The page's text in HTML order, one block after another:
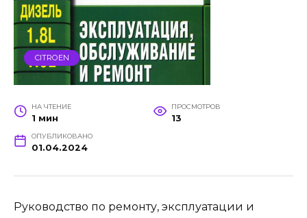
CITROEN
НА ЧТЕНИЕ
1 мин
ПРОСМОТРОВ
13
ОПУБЛИКОВАНО
01.04.2024
Руководство по ремонту, эксплуатации и